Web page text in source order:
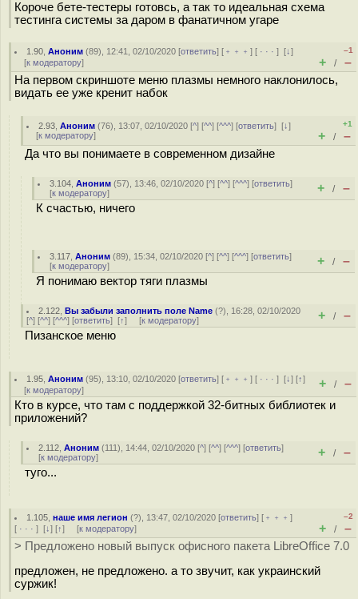
Короче бете-тестеры готовсь, а так то идеальная схема
тестинга системы за даром в фанатичном угаре
1.90 ,Аноним (89), 12:41, 02/10/2020 [ответить] [ ﹢﹢﹢] [ · · ·][↓]
[к модератору]
–1
+ / –
На первом скриншоте меню плазмы немного наклонилось,
видать ее уже кренит набок
2.93 ,Аноним (76), 13:07, 02/10/2020 [^] [^^] [^^^] [ответить][↓]
[к модератору]
+1
+ / –
Да что вы понимаете в современном дизайне
3.104 ,Аноним (57), 13:46, 02/10/2020 [^] [^^] [^^^] [ответить]
[к модератору] + / –
К счастью, ничего
3.117 ,Аноним (89), 15:34, 02/10/2020 [^] [^^] [^^^] [ответить]
[к модератору] + / –
Я понимаю вектор тяги плазмы
2.122 ,Вы забыли заполнить поле Name (?), 16:28, 02/10/2020
[^] [^^] [^^^] [ответить] [↑] [к модератору] + / –
Пизанское меню
1.95 ,Аноним (95), 13:10, 02/10/2020 [ответить] [ ﹢﹢﹢] [ · · ·][↓] [↑]
[к модератору] + / –
Кто в курсе, что там с поддержкой 32-битных библиотек и
приложений?
2.112 ,Аноним (111), 14:44, 02/10/2020 [^] [^^] [^^^] [ответить]
[к модератору] + / –
туго...
1.105 ,наше имя легион (?), 13:47, 02/10/2020 [ответить] [ ﹢﹢﹢]
[ · · · ] [↓] [↑] [к модератору]
–2
+ / –
> Предложено новый выпуск офисного пакета LibreOffice 7.0
предложен, не предложено. а то звучит, как украинский
суржик!